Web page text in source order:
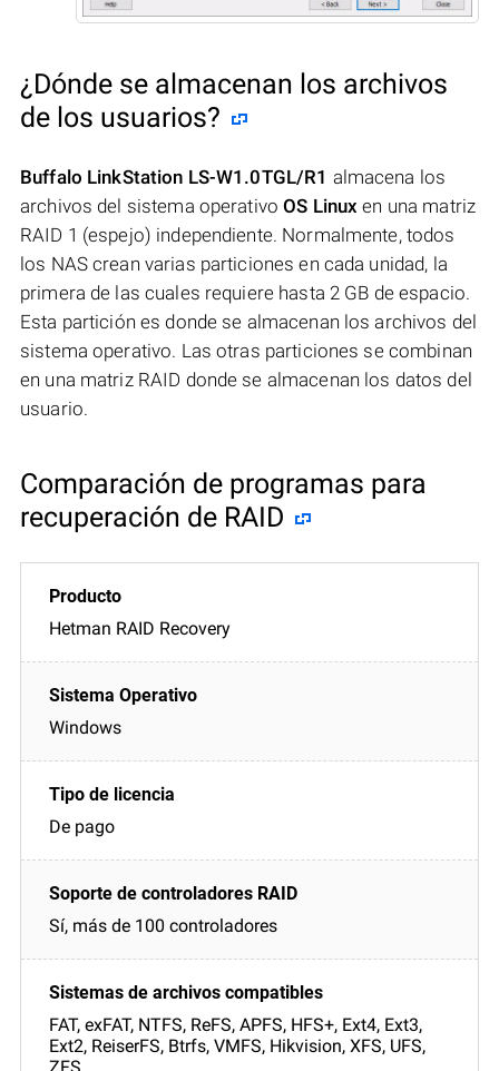
¿Dónde se almacenan los archivos
de los usuarios?
Buffalo LinkStation LS-W1.0TGL/R1 almacena los
archivos del sistema operativoOS Linux en una matriz
RAID 1 (espejo) independiente. Normalmente, todos
los NAS crean varias particiones en cada unidad, la
primera de las cuales requiere hasta 2 GB de espacio.
Esta partición es donde se almacenan los archivos del
sistema operativo. Las otras particiones se combinan
en una matriz RAID donde se almacenan los datos del
usuario.
Comparación de programas para
recuperación de RAID
Hetman RAID Recovery
Windows
De pago
Sí, más de 100 controladores
FAT, exFAT, NTFS, ReFS, APFS, HFS+, Ext4, Ext3,
Ext2, ReiserFS, Btrfs, VMFS, Hikvision, XFS, UFS,